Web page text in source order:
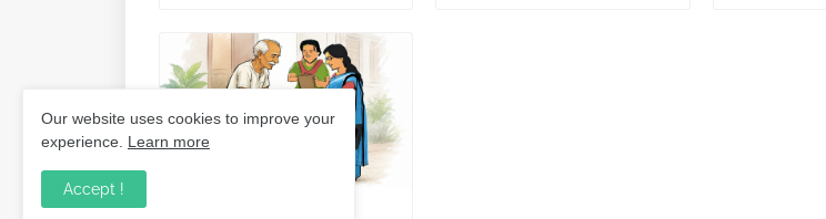
Our website uses cookies to improve your
experience. Learn more
Accept !